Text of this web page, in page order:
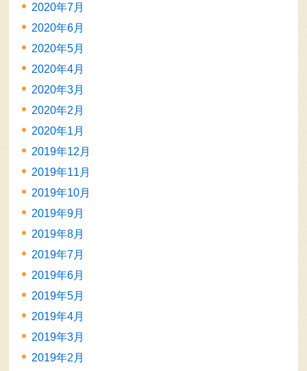
2020年7月
2020年6月
2020年5月
2020年4月
2020年3月
2020年2月
2020年1月
2019年12月
2019年11月
2019年10月
2019年9月
2019年8月
2019年7月
2019年6月
2019年5月
2019年4月
2019年3月
2019年2月